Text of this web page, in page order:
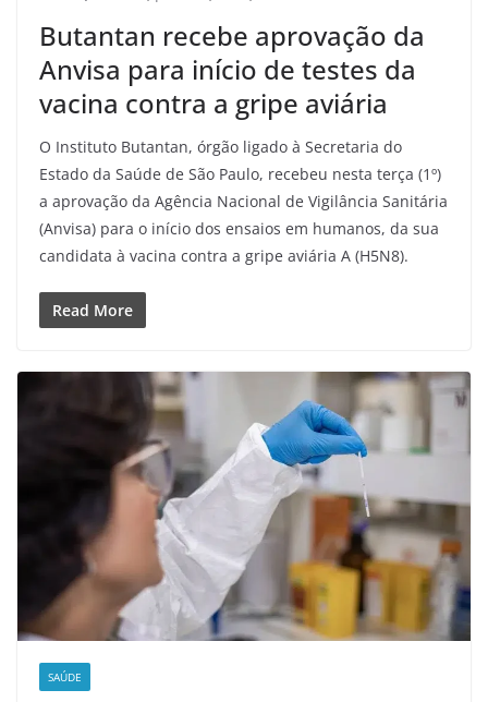
Butantan recebe aprovação da
Anvisa para início de testes da
vacina contra a gripe aviária
O Instituto Butantan, órgão ligado à Secretaria do
Estado da Saúde de São Paulo, recebeu nesta terça (1º)
a aprovação da Agência Nacional de Vigilância Sanitária
(Anvisa) para o início dos ensaios em humanos, da sua
candidata à vacina contra a gripe aviária A (H5N8).
Read More
SAÚDE